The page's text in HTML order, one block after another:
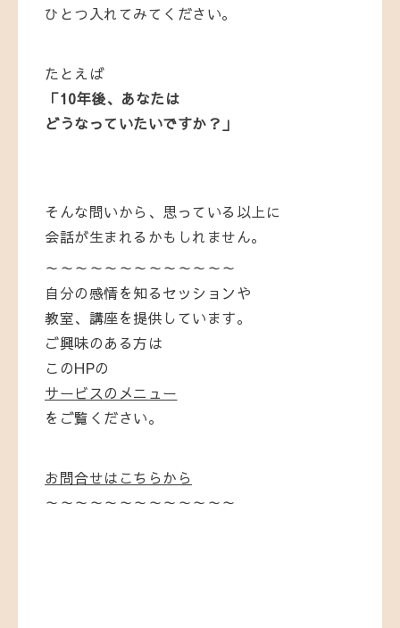
ひとつ 入れてみて ください。
たとえば
「10年後、 あなたは
どうなっていたいですか？」
そんな問いから、 思っている 以上に
会話が生まれる かも しれ ません。
～～～～～～～～～～～～～
自分の感情を知るセッションや
教室、講座を提供しています。
ご興味のある方は
このHPの
サービスのメニュー
をご覧ください。
お問合せはこちらから
～～～～～～～～～～～～～